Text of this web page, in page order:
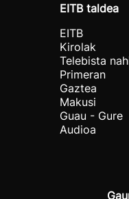
EITB taldea
EITB
Kirolak
Telebista
Primeran
Gaztea
Makusi
Guau - Gure
Audioa